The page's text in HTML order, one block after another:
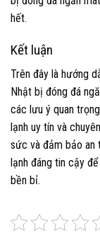
hết.
Kết luận
Trên đây là hướng
Nhật bị đóng đá
các lưu ý quan
lạnh uy tín và
sức và đảm bảo an
lạnh đáng tin cậy
bền bỉ.